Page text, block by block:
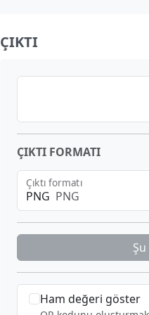
ÇIKTI
ÇIKTI FORMATI
PNG PNG
Çıktı formatı
Ham değeri göster